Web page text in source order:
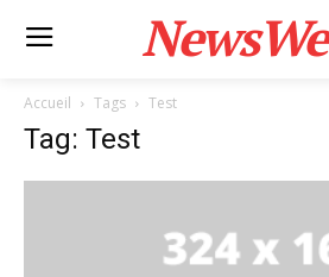
Accueil Tags Test
Tag: Test